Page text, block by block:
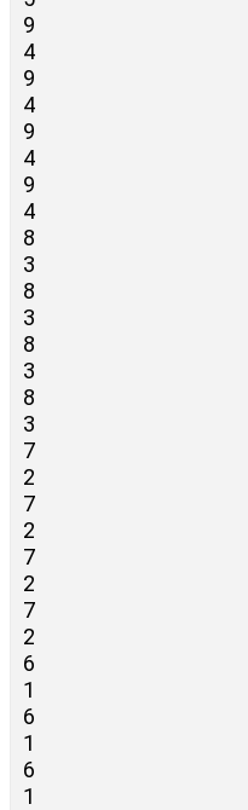
9
4
9
4
9
4
9
4
8
3
8
3
8
3
8
3
7
2
7
2
7
2
7
2
6
1
6
1
6
1